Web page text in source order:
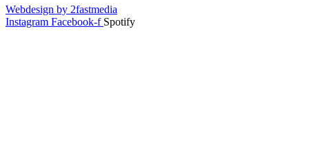
Bewertungen auf
ProvenExpert.com
Bewertungen von
1
anderen Quelle
Webdesign by 2fastmedia
Instagram Facebook-f Spotify